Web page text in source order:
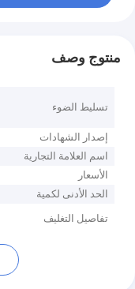
منتوج وصف
تسليط الضوء
إصدار الشهادات
اسم العلامة التجارية
الأسعار
الحد الأدنى لكمية
تفاصيل التغليف